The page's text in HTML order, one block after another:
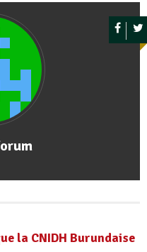
la CNIDH Burundaise